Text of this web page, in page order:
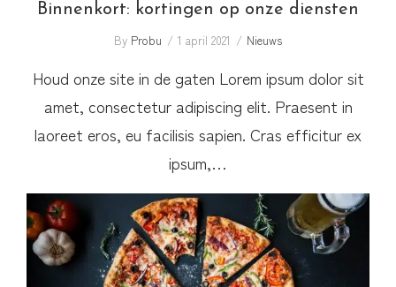
Binnenkort: kortingen op onze diensten
By Probu 1 april 2021 Nieuws
Houd onze site in de gaten Lorem ipsum dolor sit
amet, consectetur adipiscing elit. Praesent in
laoreet eros, eu facilisis sapien. Cras efficitur ex
ipsum,…